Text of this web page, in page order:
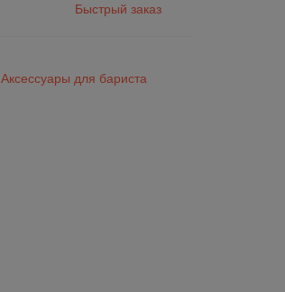
Быстрый заказ
Аксессуары для бариста